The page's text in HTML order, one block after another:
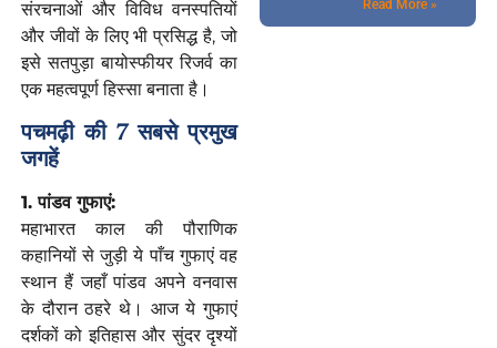
संरचनाओं और विविध वनस्पतियों
और जीवों के लिए भी प्रसिद्ध है, जो
इसे सतपुड़ा बायोस्फीयर रिजर्व का
एक महत्वपूर्ण हिस्सा बनाता है।
पचमढ़ी की 7 सबसे प्रमुख
जगहें
1. पांडव गुफाएं:
महाभारत काल की पौराणिक
कहानियों से जुड़ी ये पाँच गुफाएं वह
स्थान हैं जहाँ पांडव अपने वनवास
के दौरान ठहरे थे। आज ये गुफाएं
दर्शकों को इतिहास और सुंदर दृश्यों
Read More »